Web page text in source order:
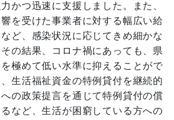
かつ迅速に支援しました。また、
を受けた事業者に対する幅広い給
ど、感染状況に応じてきめ細かな
の結果、コロナ禍にあっても、県
極めて低い水準に抑えることがで
生活福祉資金の特例貸付を継続的
の政策提言を通じて特例貸付の償
など、生活が困窮している方への